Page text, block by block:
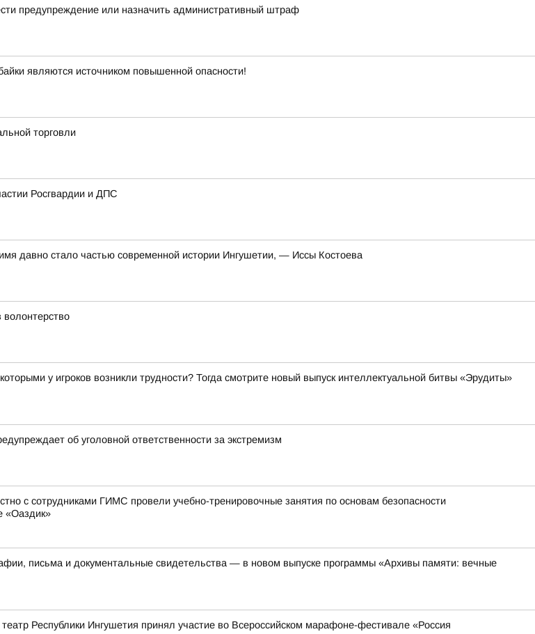
предупреждение или назначить административный штраф
являются источником повышенной опасности!
торговли
Росгвардии и ДПС
давно стало частью современной истории Ингушетии, — Иссы Костоева
волонтерство
у игроков возникли трудности? Тогда смотрите новый выпуск интеллектуальной битвы «Эрудиты»
об уголовной ответственности за экстремизм
с сотрудниками ГИМС провели учебно-тренировочные занятия по основам безопасности
«Оаздик»
письма и документальные свидетельства — в новом выпуске программы «Архивы памяти: вечные
Республики Ингушетия принял участие во Всероссийском марафоне-фестивале «Россия